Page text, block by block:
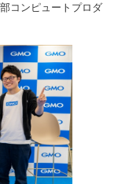
コンピュートプロダ